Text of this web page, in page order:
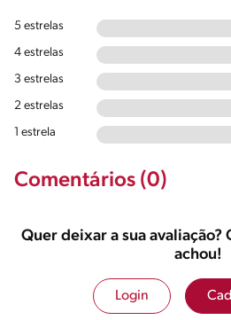
5 estrelas
4 estrelas
3 estrelas
2 estrelas
1 estrela
Comentários (0)
Quer deixar a sua avaliação?
achou!
Login